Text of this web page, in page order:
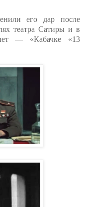
его дар после
театра Сатиры и в
лет — «Кабачке «13